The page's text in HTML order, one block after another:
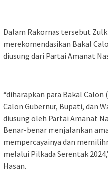
Dalam Rakornas tersebut
merekomendasikan Bakal
diusung dari Partai Amanat
“diharapkan para Bakal
Calon Gubernur, Bupati, dan
diusung oleh Partai Amanat
Benar-benar menjalankan
mempercayainya dan
melalui Pilkada Serentak
Hasan.